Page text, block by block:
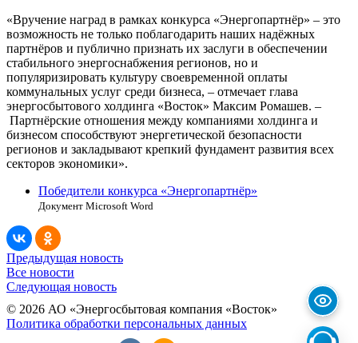
«Вручение наград в рамках конкурса «Энергопартнёр» – это
возможность не только поблагодарить наших надёжных
партнёров и публично признать их заслуги в обеспечении
стабильного энергоснабжения регионов, но и
популяризировать культуру своевременной оплаты
коммунальных услуг среди бизнеса, – отмечает глава
энергосбытового холдинга «Восток» Максим Ромашев. –
Партнёрские отношения между компаниями холдинга и
бизнесом способствуют энергетической безопасности
регионов и закладывают крепкий фундамент развития всех
секторов экономики».
Победители конкурса «Энергопартнёр»
Документ Microsoft Word
Предыдущая новость
Все новости
Следующая новость
© 2026 АО «Энергосбытовая компания «Восток»
Политика обработки персональных данных